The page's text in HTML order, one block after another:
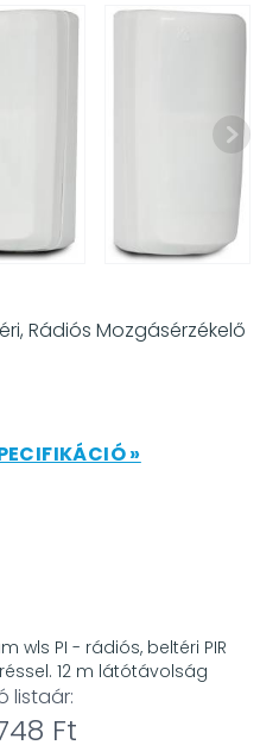
Rádiós Mozgásérzékelő
»
wls PI - rádiós, beltéri PIR
12 m látótávolság
listaár:
Ft